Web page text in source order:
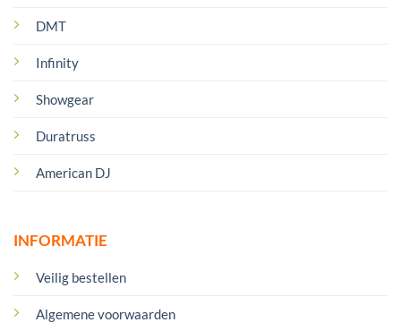
DMT
Infinity
Showgear
Duratruss
American DJ
INFORMATIE
Veilig bestellen
Algemene voorwaarden